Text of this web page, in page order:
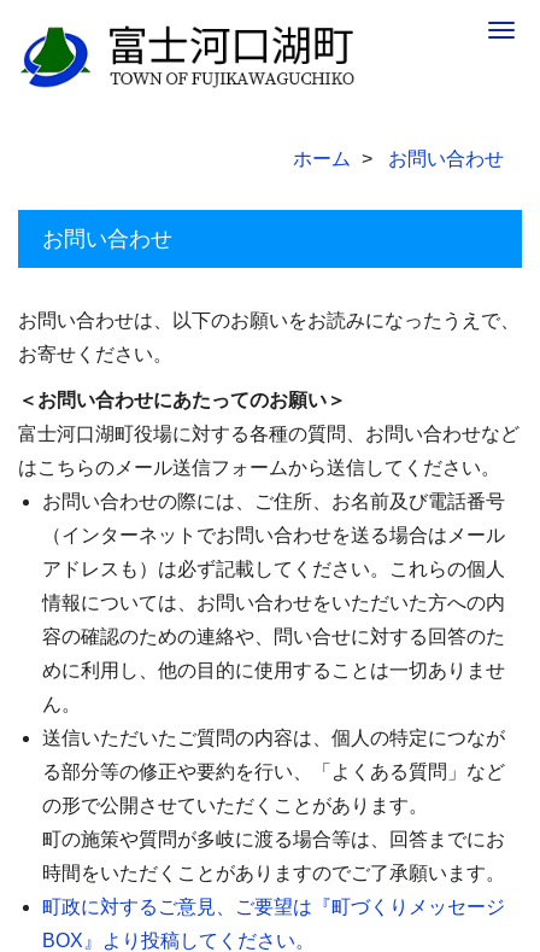
ホーム お問い合わせ
お問い合わせ
お問い合わせは、以下のお願いをお読みになったうえで、
お寄せください。
＜お問い合わせにあたってのお願い＞
富士河口湖町役場に対する各種の質問、お問い合わせなど
はこちらのメール送信フォームから送信してください。
お問い合わせの際には、ご住所、お名前及び電話番号
（インターネットでお問い合わせを送る場合はメール
アドレスも）は必ず記載してください。これらの個人
情報については、お問い合わせをいただいた方への内
容の確認のための連絡や、問い合せに対する回答のた
めに利用し、他の目的に使用することは一切ありませ
ん。
送信いただいたご質問の内容は、個人の特定につなが
る部分等の修正や要約を行い、「よくある質問」など
の形で公開させていただくことがあります。
町の施策や質問が多岐に渡る場合等は、回答までにお
時間をいただくことがありますのでご了承願います。
町政に対するご意見、ご要望は『町づくりメッセージ
BOX』より投稿してください。